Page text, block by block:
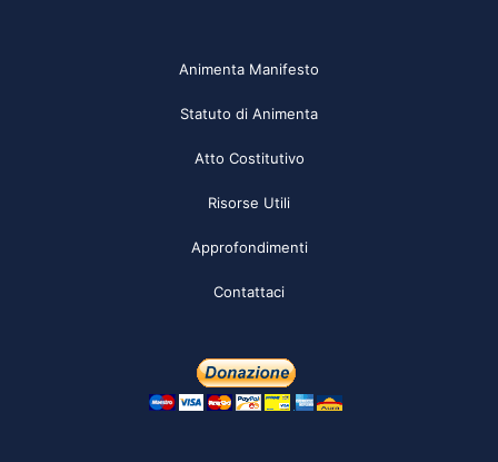
Animenta Manifesto
Statuto di Animenta
Atto Costitutivo
Risorse Utili
Approfondimenti
Contattaci